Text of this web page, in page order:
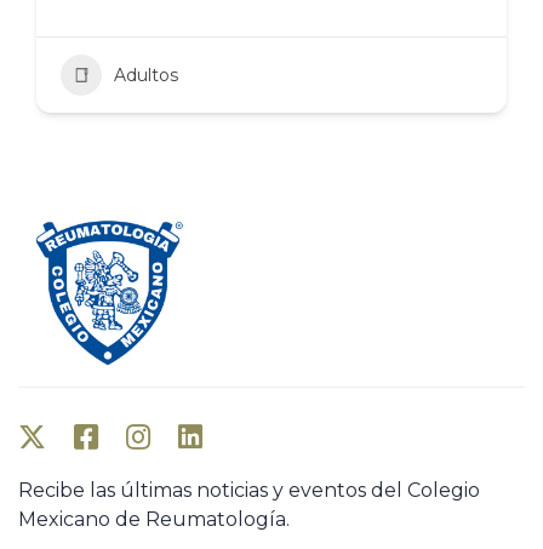
Adultos
Recibe las últimas noticias y eventos del Colegio
Mexicano de Reumatología.